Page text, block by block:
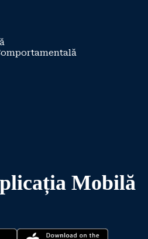
Mobilă